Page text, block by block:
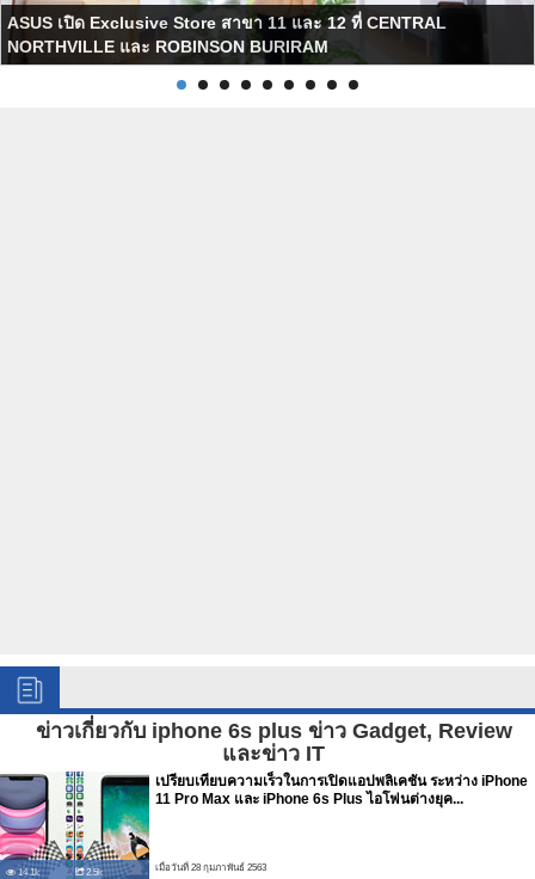
ASUS เปิด Exclusive Store สาขา 11 และ 12 ที่ CENTRAL
NORTHVILLE และ ROBINSON BURIRAM
ข่าวเกี่ยวกับ iphone 6s plus ข่าว Gadget, Review
และข่าว IT
14.1k 2.5k
เปรียบเทียบความเร็วในการเปิดแอปพลิเคชัน ระหว่าง iPhone
11 Pro Max และ iPhone 6s Plus ไอโฟนต่างยุค...
เมื่อวันที่ 28 กุมภาพันธ์ 2563